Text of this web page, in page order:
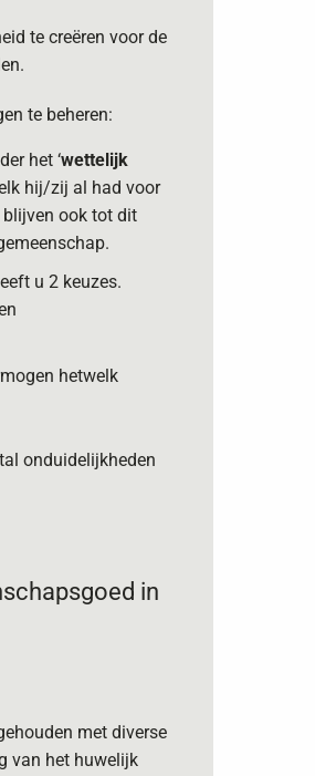
te creëren voor de
te beheren:
het ‘wettelijk
hij/zij al had voor
ook tot dit
u 2 keuzes.
hetwelk
onduidelijkheden
in
met diverse
van het huwelijk